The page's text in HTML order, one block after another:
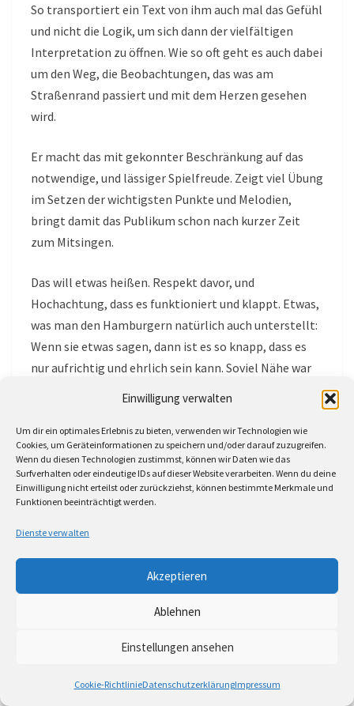
Einwilligung verwalten
Um dir ein optimales Erlebnis zu bieten, verwenden wir Technologien wie
Cookies, um Geräteinformationen zu speichern und/oder darauf zuzugreifen.
Wenn du diesen Technologien zustimmst, können wir Daten wie das
Surfverhalten oder eindeutige IDs auf dieser Website verarbeiten. Wenn du deine
Einwilligung nicht erteilst oder zurückziehst, können bestimmte Merkmale und
Funktionen beeinträchtigt werden.
Dienste verwalten
Akzeptieren
Ablehnen
Einstellungen ansehen
Cookie-RichtlinieDatenschutzerklärungImpressum
So transportiert ein Text von ihm auch mal das Gefühl
und nicht die Logik, um sich dann der vielfältigen
Interpretation zu öffnen. Wie so oft geht es auch dabei
um den Weg, die Beobachtungen, das was am
Straßenrand passiert und mit dem Herzen gesehen
wird.
Er macht das mit gekonnter Beschränkung auf das
notwendige, und lässiger Spielfreude. Zeigt viel Übung
im Setzen der wichtigsten Punkte und Melodien,
bringt damit das Publikum schon nach kurzer Zeit
zum Mitsingen.
Das will etwas heißen. Respekt davor, und
Hochachtung, dass es funktioniert und klappt. Etwas,
was man den Hamburgern natürlich auch unterstellt:
Wenn sie etwas sagen, dann ist es so knapp, dass es
nur aufrichtig und ehrlich sein kann. Soviel Nähe war
beneidenswerter Selbstironie.
Der Abend war rund. Wurde unplugged beendet, also
ohne Strom. Wirkte dann erstaunlich ruhig, privat und
wie ein Abschiedsgruß. Den man gerne mitnahm.
Externer Link:
https://www.robertcarlblank.de
der
1 2 Weiter